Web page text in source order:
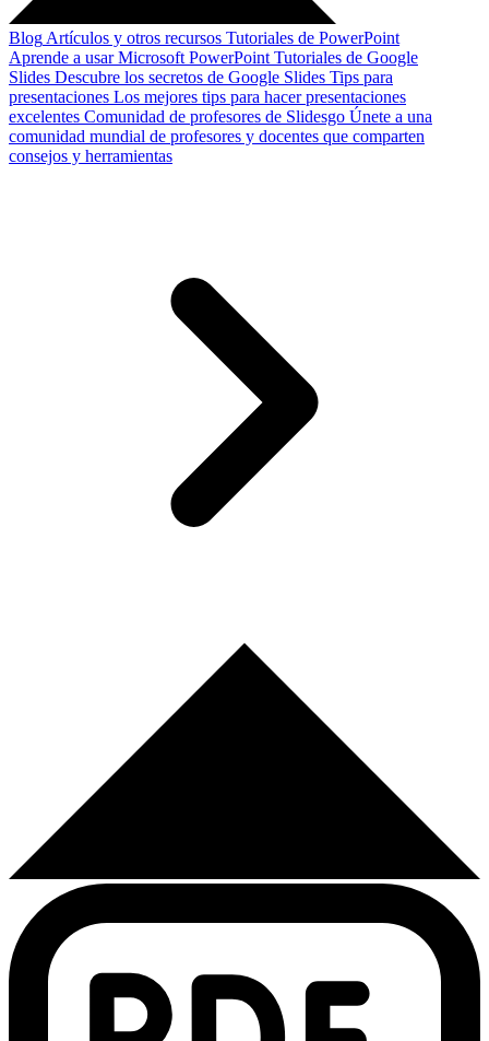
Blog Artículos y otros recursos Tutoriales de PowerPoint
Aprende a usar Microsoft PowerPoint Tutoriales de Google
Slides Descubre los secretos de Google Slides Tips para
presentaciones Los mejores tips para hacer presentaciones
excelentes Comunidad de profesores de Slidesgo Únete a una
comunidad mundial de profesores y docentes que comparten
consejos y herramientas